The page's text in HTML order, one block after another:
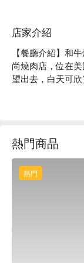
店家介紹
【餐廳介紹】和
尚燒肉店，位在
望出去，白天可
和牛，可謂極致
【口碑好評】
無敵好吃，第一
讚😍服務人員超
服務人員。景好
熱門商品
熱門